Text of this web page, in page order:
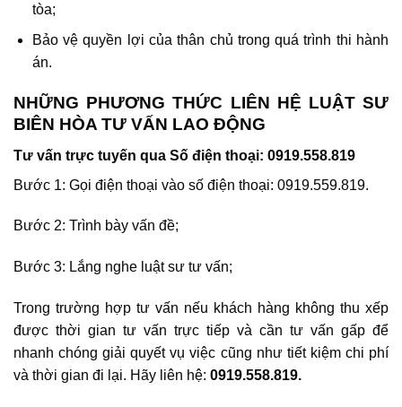
tòa;
Bảo vệ quyền lợi của thân chủ trong quá trình thi hành
án.
NHỮNG PHƯƠNG THỨC LIÊN HỆ LUẬT SƯ
BIÊN HÒA TƯ VẤN LAO ĐỘNG
Tư vấn trực tuyến qua Số điện thoại: 0919.558.819
Bước 1: Gọi điện thoại vào số điện thoại: 0919.559.819.
Bước 2: Trình bày vấn đề;
Bước 3: Lắng nghe luật sư tư vấn;
Trong trường hợp tư vấn nếu khách hàng không thu xếp
được thời gian tư vấn trực tiếp và cần tư vấn gấp để
nhanh chóng giải quyết vụ việc cũng như tiết kiệm chi phí
và thời gian đi lại. Hãy liên hệ: 0919.558.819.